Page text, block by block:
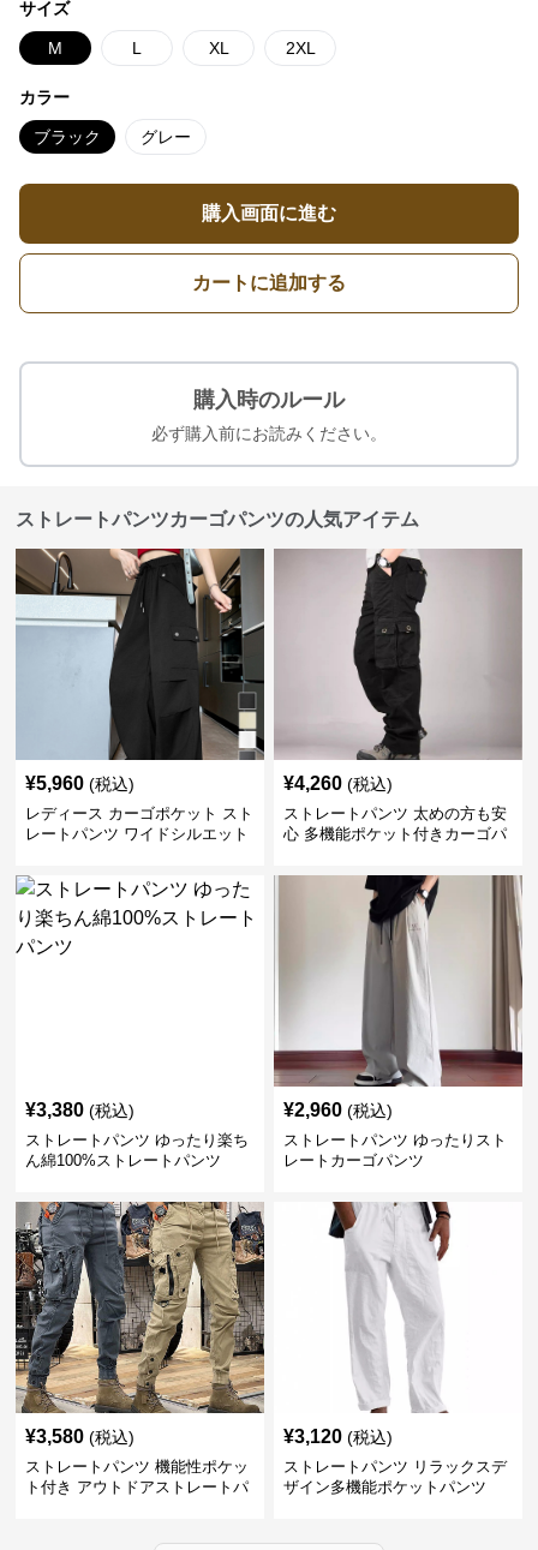
サイズ
M L XL 2XL
カラー
ブラック グレー
購入画面に進む
カートに追加する
購入時のルール
必ず購入前にお読みください。
ストレートパンツカーゴパンツの人気アイテム
¥5,960 (税込)
レディース カーゴポケット スト
レートパンツ ワイドシルエット
¥4,260 (税込)
ストレートパンツ 太めの方も安
心 多機能ポケット付きカーゴパ
¥3,380 (税込)
ストレートパンツ ゆったり楽ち
ん綿100%ストレートパンツ
¥2,960 (税込)
ストレートパンツ ゆったりスト
レートカーゴパンツ
¥3,580 (税込)
ストレートパンツ 機能性ポケッ
ト付き アウトドアストレートパ
¥3,120 (税込)
ストレートパンツ リラックスデ
ザイン多機能ポケットパンツ